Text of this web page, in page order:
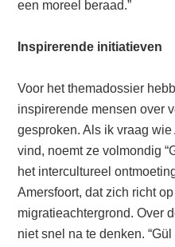
een moreel beraad.”
Inspirerende initiatieven
Voor het themadossier
inspirerende mensen over
gesproken. Als ik vraag
vind, noemt ze volmondig
het intercultureel
Amersfoort, dat zich richt
migratieachtergrond. Over
niet snel na te denken.